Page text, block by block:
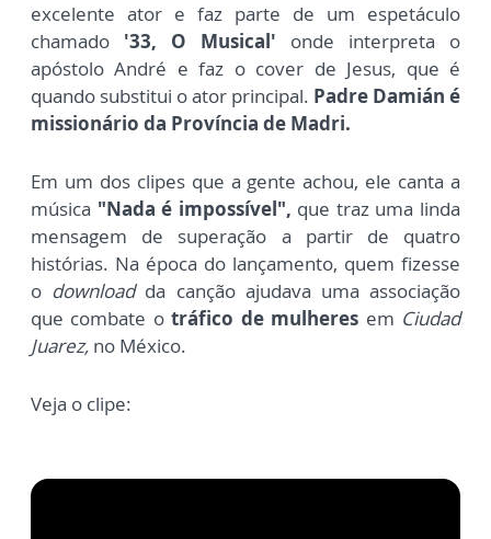
excelente ator e faz parte de um espetáculo
chamado '33, O Musical' onde interpreta o
apóstolo André e faz o cover de Jesus, que é
quando substitui o ator principal. Padre Damián é
missionário da Província de Madri.
Em um dos clipes que a gente achou, ele canta a
música "Nada é impossível", que traz uma linda
mensagem de superação a partir de quatro
histórias. Na época do lançamento, quem fizesse
o download da canção ajudava uma associação
que combate otráfico de mulheres em Ciudad
Juarez, no México.
Veja o clipe: